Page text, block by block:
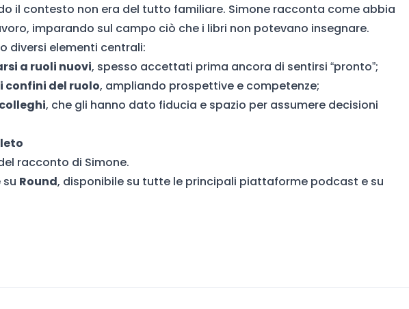
il contesto non era del tutto familiare. Simone racconta come abbia
imparando sul campo ciò che i libri non potevano insegnare.
diversi elementi centrali:
a ruoli nuovi, spesso accettati prima ancora di sentirsi “pronto”;
confini del ruolo, ampliando prospettive e competenze;
, che gli hanno dato fiducia e spazio per assumere decisioni
racconto di Simone.
su Round, disponibile su tutte le principali piattaforme podcast e su